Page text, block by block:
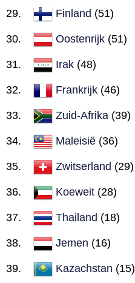
Finland (51)
Oostenrijk (51)
Irak (48)
Frankrijk (46)
Zuid-Afrika (39)
Maleisië (36)
Zwitserland (29)
Koeweit (28)
Thailand (18)
Jemen (16)
Kazachstan (15)